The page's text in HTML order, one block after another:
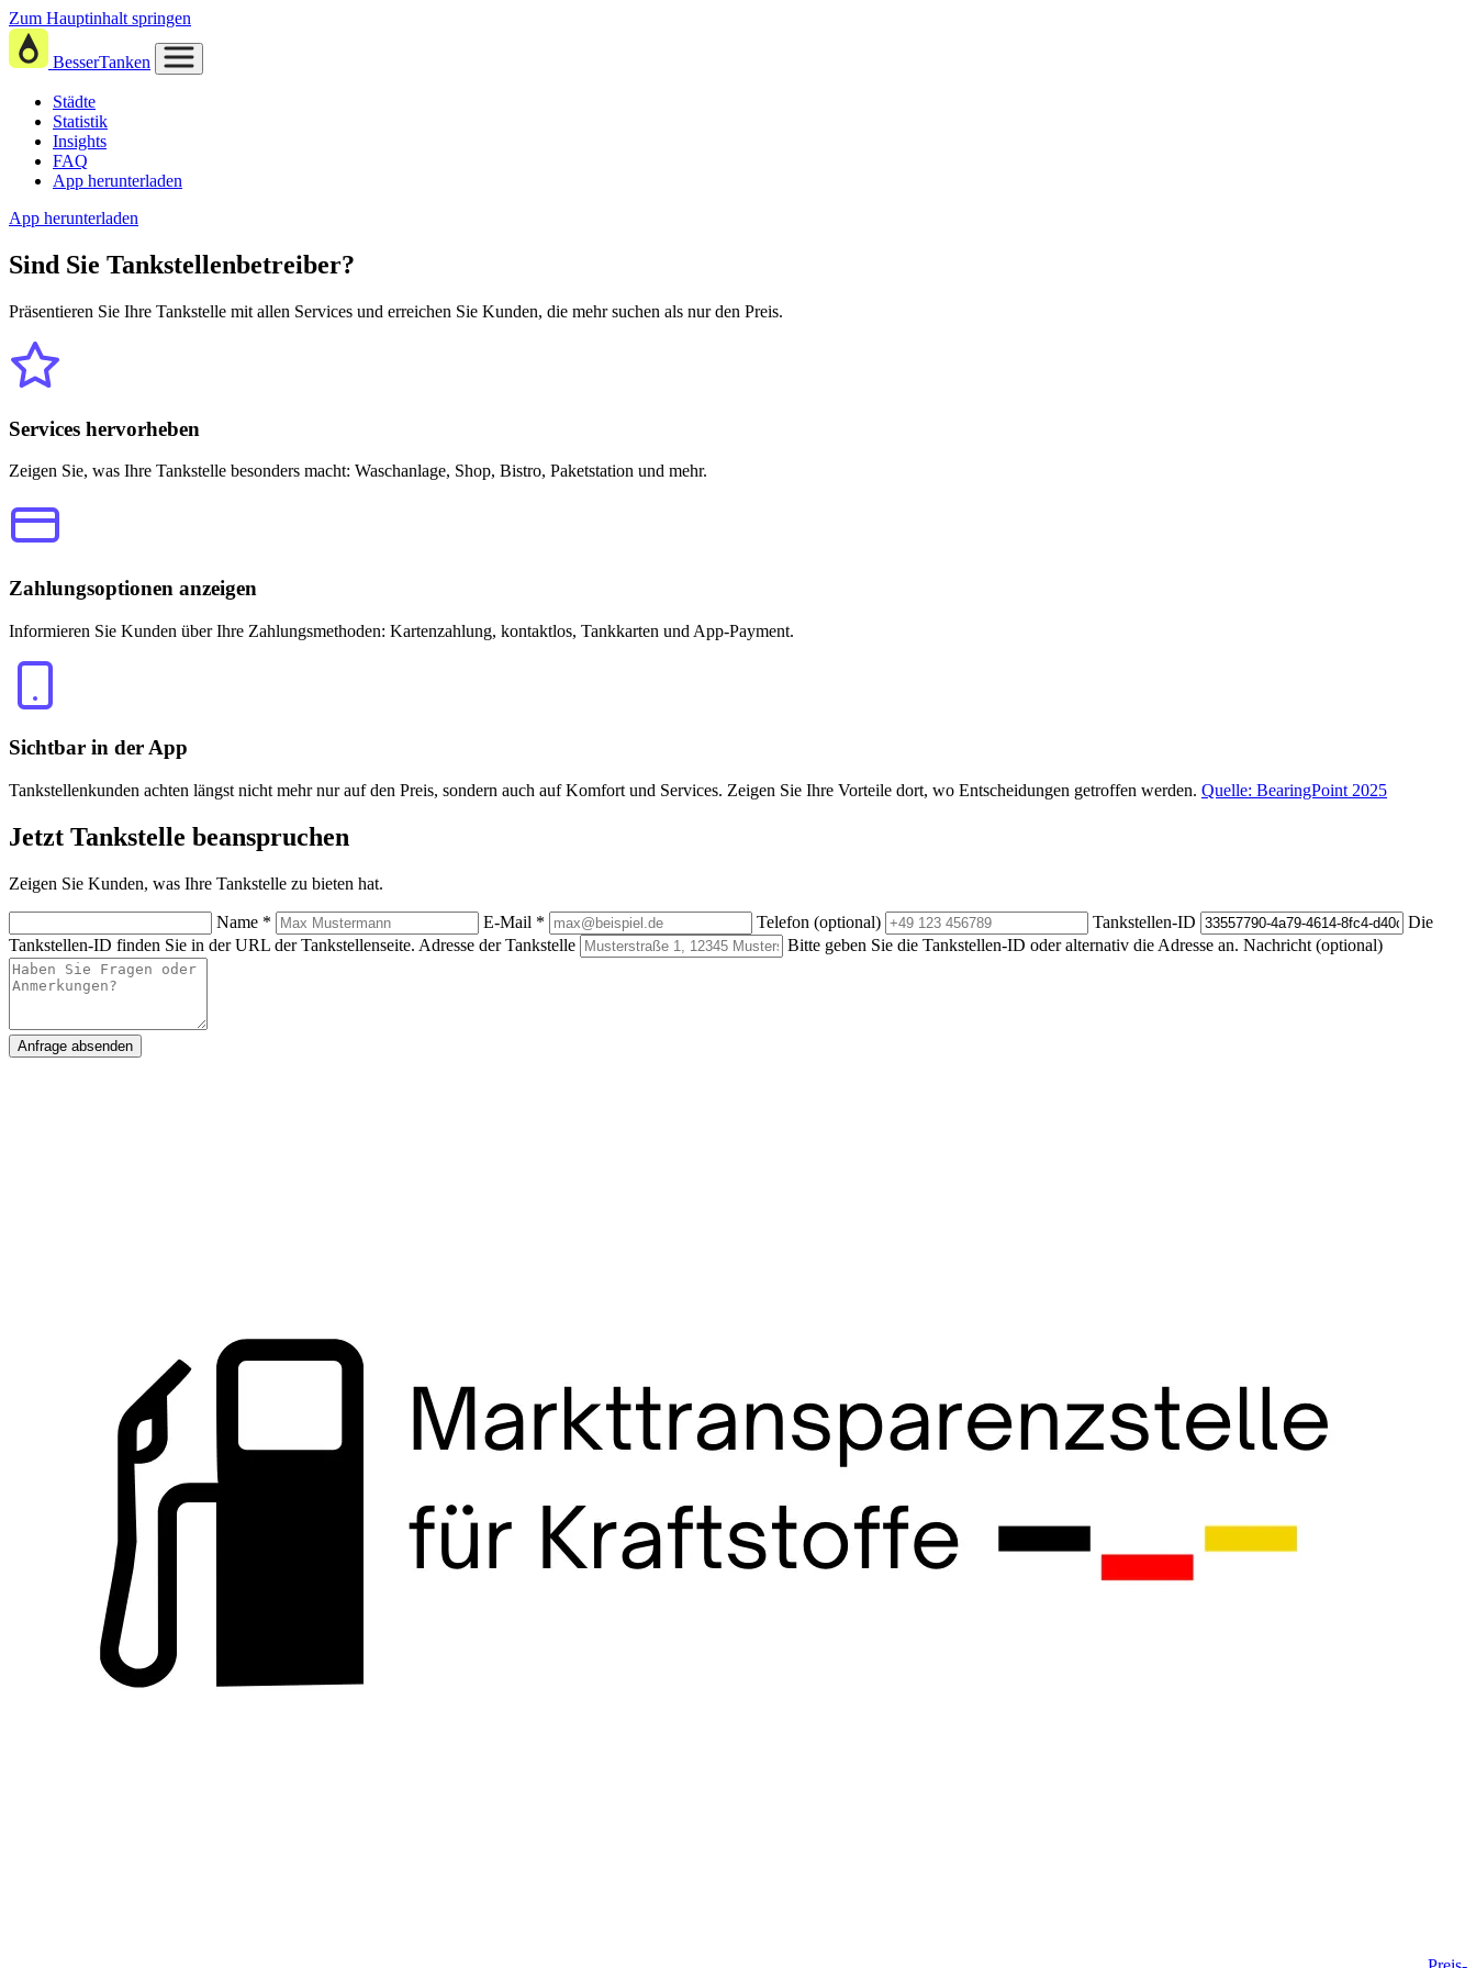
Zum Hauptinhalt springen
BesserTanken
Städte
Statistik
Insights
FAQ
App herunterladen
App herunterladen
Sind Sie Tankstellenbetreiber?
Präsentieren Sie Ihre Tankstelle mit allen Services und erreichen Sie Kunden, die mehr suchen als nur den Preis.
Services hervorheben
Zeigen Sie, was Ihre Tankstelle besonders macht: Waschanlage, Shop, Bistro, Paketstation und mehr.
Zahlungsoptionen anzeigen
Informieren Sie Kunden über Ihre Zahlungsmethoden: Kartenzahlung, kontaktlos, Tankkarten und App-Payment.
Sichtbar in der App
Tankstellenkunden achten längst nicht mehr nur auf den Preis, sondern auch auf Komfort und Services. Zeigen Sie Ihre Vorteile dort, wo Entscheidungen getroffen werden. Quelle: BearingPoint 2025
Jetzt Tankstelle beanspruchen
Zeigen Sie Kunden, was Ihre Tankstelle zu bieten hat.
Name * E-Mail * Telefon (optional) Tankstellen-ID
Die
Tankstellen-ID finden Sie in der URL der Tankstellenseite. Adresse der Tankstelle Bitte geben Sie die Tankstellen-ID oder alternativ die Adresse an. Nachricht (optional)
Anfrage absenden